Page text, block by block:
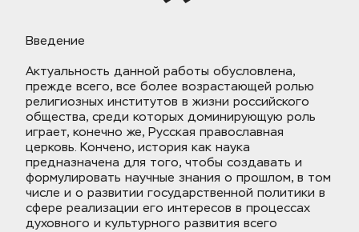
Введение
Актуальность данной работы обусловлена,
прежде всего, все более возрастающей ролью
религиозных институтов в жизни российского
общества, среди которых доминирующую роль
играет, конечно же, Русская православная
церковь. Кончено, история как наука
предназначена для того, чтобы создавать и
формулировать научные знания о прошлом, в том
числе и о развитии государственной политики в
сфере реализации его интересов в процессах
духовного и культурного развития всего